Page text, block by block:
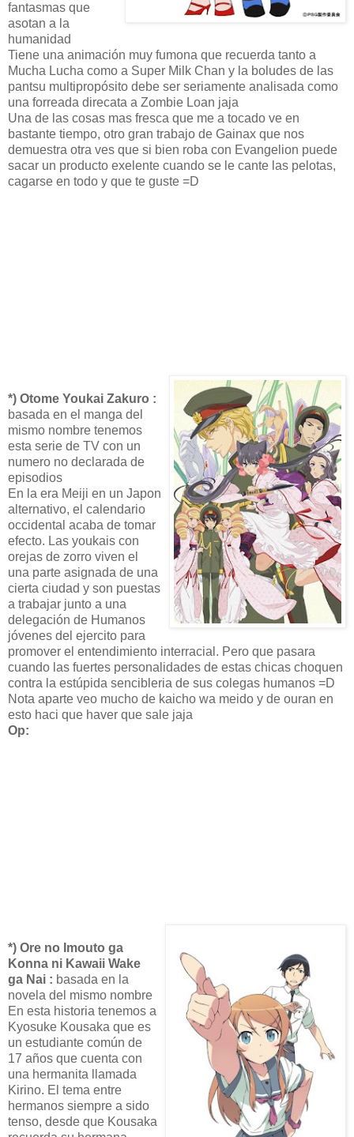
fantasmas que
asotan a la
humanidad
Tiene una animación muy fumona que recuerda tanto a
Mucha Lucha como a Super Milk Chan y la boludes de las
pantsu multipropósito debe ser seriamente analisada como
una forreada direcata a Zombie Loan jaja
Una de las cosas mas fresca que me a tocado ve en
bastante tiempo, otro gran trabajo de Gainax que nos
demuestra otra ves que si bien roba con Evangelion puede
sacar un producto exelente cuando se le cante las pelotas,
cagarse en todo y que te guste =D
*) Otome Youkai Zakuro :
basada en el manga del
mismo nombre tenemos
esta serie de TV con un
numero no declarada de
episodios
En la era Meiji en un Japon
alternativo, el calendario
occidental acaba de tomar
efecto. Las youkais con
orejas de zorro viven el
una parte asignada de una
cierta ciudad y son puestas
a trabajar junto a una
delegación de Humanos
jóvenes del ejercito para
promover el entendimiento interracial. Pero que pasara
cuando las fuertes personalidades de estas chicas choquen
contra la estúpida sencibleria de sus colegas humanos =D
Nota aparte veo mucho de kaicho wa meido y de ouran en
esto haci que haver que sale jaja
Op:
*) Ore no Imouto ga
Konna ni Kawaii Wake
ga Nai : basada en la
novela del mismo nombre
En esta historia tenemos a
Kyosuke Kousaka que es
un estudiante común de
17 años que cuenta con
una hermanita llamada
Kirino. El tema entre
hermanos siempre a sido
tenso, desde que Kousaka